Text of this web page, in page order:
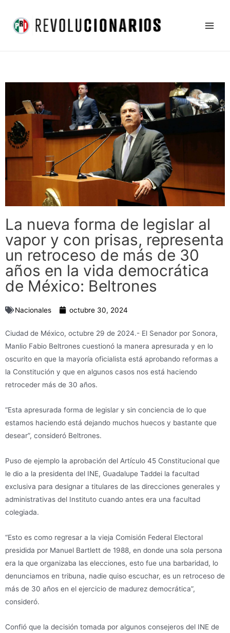
contenido
La nueva forma de legislar al
vapor y con prisas, representa
un retroceso de más de 30
años en la vida democrática
de México: Beltrones
Nacionales octubre 30, 2024
Ciudad de México, octubre 29 de 2024.- El Senador por Sonora,
Manlio Fabio Beltrones cuestionó la manera apresurada y en lo
oscurito en que la mayoría oficialista está aprobando reformas a
la Constitución y que en algunos casos nos está haciendo
retroceder más de 30 años.
“Esta apresurada forma de legislar y sin conciencia de lo que
estamos haciendo está dejando muchos huecos y bastante que
desear”, consideró Beltrones.
Puso de ejemplo la aprobación del Artículo 45 Constitucional que
le dio a la presidenta del INE, Guadalupe Taddei la facultad
exclusiva para designar a titulares de las direcciones generales y
administrativas del Instituto cuando antes era una facultad
colegiada.
“Esto es como regresar a la vieja Comisión Federal Electoral
presidida por Manuel Bartlett de 1988, en donde una sola persona
era la que organizaba las elecciones, esto fue una barbaridad, lo
denunciamos en tribuna, nadie quiso escuchar, es un retroceso de
más de 30 años en el ejercicio de madurez democrática”,
consideró.
Confió que la decisión tomada por algunos consejeros del INE de